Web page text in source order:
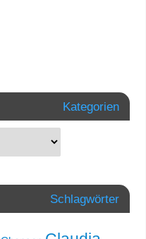
Kategorien
Schlagwörter